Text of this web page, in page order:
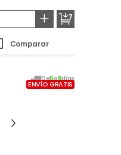
+
Comparar
De5a8días
ENVÍO GRATIS